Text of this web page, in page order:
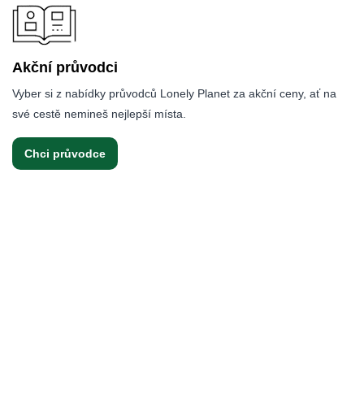
Akční průvodci
Vyber si z nabídky průvodců Lonely Planet za akční ceny, ať na
své cestě nemineš nejlepší místa.
Chci průvodce